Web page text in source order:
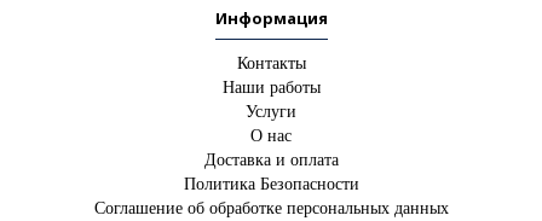
Информация
Контакты
Наши работы
Услуги
О нас
Доставка и оплата
Политика Безопасности
Соглашение об обработке персональных данных